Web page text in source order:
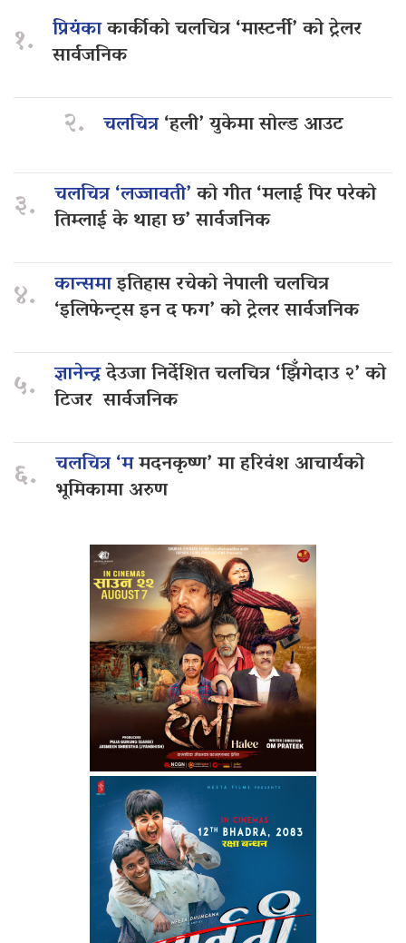
१. प्रियंकाकार्कीको चलचित्र ‘मास्टर्नी’ को ट्रेलर
सार्वजनिक
२. चलचित्र‘हली’ युकेमा सोल्ड आउट
३. चलचित्र ‘लज्जावती’को गीत ‘मलाई पिर परेको
तिम्लाई के थाहा छ’ सार्वजनिक
४. कान्समाइतिहास रचेको नेपाली चलचित्र
‘इलिफेन्ट्स इन द फग’ को ट्रेलर सार्वजनिक
५. ज्ञानेन्द्रदेउजा निर्देशित चलचित्र ‘झिँगेदाउ २’ को
टिजर सार्वजनिक
६. चलचित्र ‘ममदनकृष्ण’ मा हरिवंश आचार्यको
भूमिकामा अरुण